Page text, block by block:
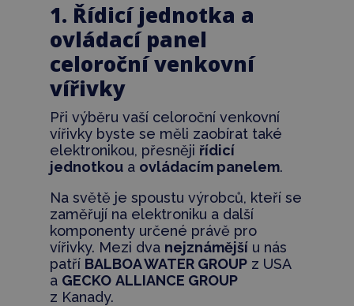
1. Řídicí jednotka a
ovládací panel
celoroční venkovní
vířivky
Při výběru vaší celoroční venkovní
vířivky byste se měli zaobírat také
elektronikou, přesněji řídicí
jednotkoua ovládacím panelem.
Na světě je spoustu výrobců, kteří se
zaměřují na elektroniku a další
komponenty určené právě pro
vířivky. Mezi dva nejznámějšíu nás
patří BALBOA WATER GROUPz USA
a GECKO ALLIANCE GROUP
z Kanady.